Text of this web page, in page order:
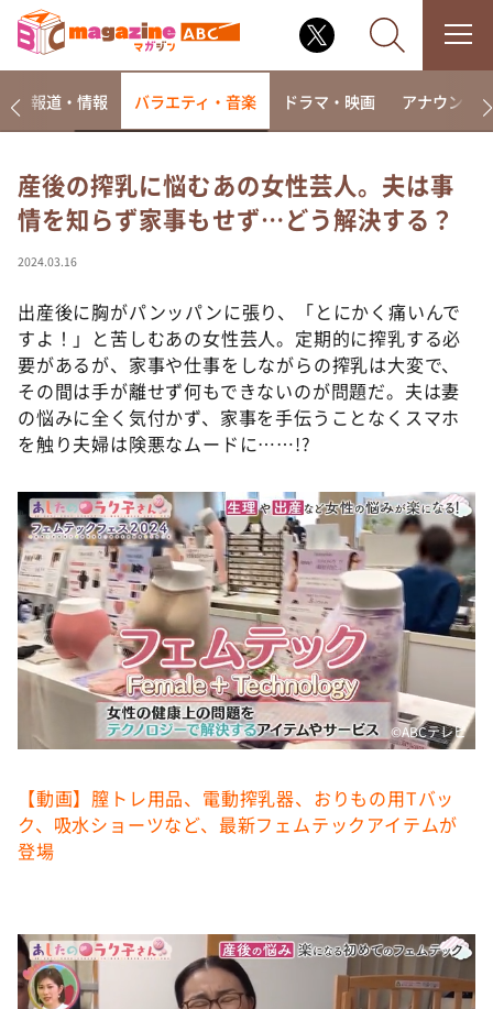
なるみ・岡村の過ぎるTV
相席食堂
～人生密着トークバラエティ！～ やすとものいたっ
て真剣です
探偵！ナイトスクープ
news おかえり
河合＆A.B.C-Z塚田×福井アナ「なんでやねん！？」
DAIGOも台所 ～きょうの献立 何にする？～
本日はダイアンなり！シーズン２
朝だ！生です旅サラダ
教えて！ニュースライブ 正義のミカタ
ＬＩＦＥ～夢のカタチ～
新婚さんいらっしゃい！
ポツンと一軒家
ぺこぱのまるスポ
報道・情報 バラエティ・音楽 ドラマ・映画 アナウンサー
産後の搾乳に悩むあの女性芸人。夫は事
情を知らず家事もせず…どう解決する？
2024.03.16
出産後に胸がパンッパンに張り、「とにかく痛いんで
すよ！」と苦しむあの女性芸人。定期的に搾乳する必
要があるが、家事や仕事をしながらの搾乳は大変で、
その間は手が離せず何もできないのが問題だ。夫は妻
の悩みに全く気付かず、家事を手伝うことなくスマホ
を触り夫婦は険悪なムードに……!?
©️ABCテレビ
【動画】膣トレ用品、電動搾乳器、おりもの用Tバッ
ク、吸水ショーツなど、最新フェムテックアイテムが
登場